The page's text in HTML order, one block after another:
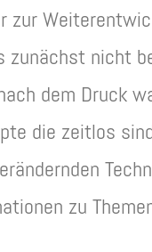
zur
zunächst nicht
dem Druck
die zeitlos
zu